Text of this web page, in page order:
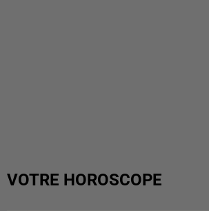
VOTRE HOROSCOPE